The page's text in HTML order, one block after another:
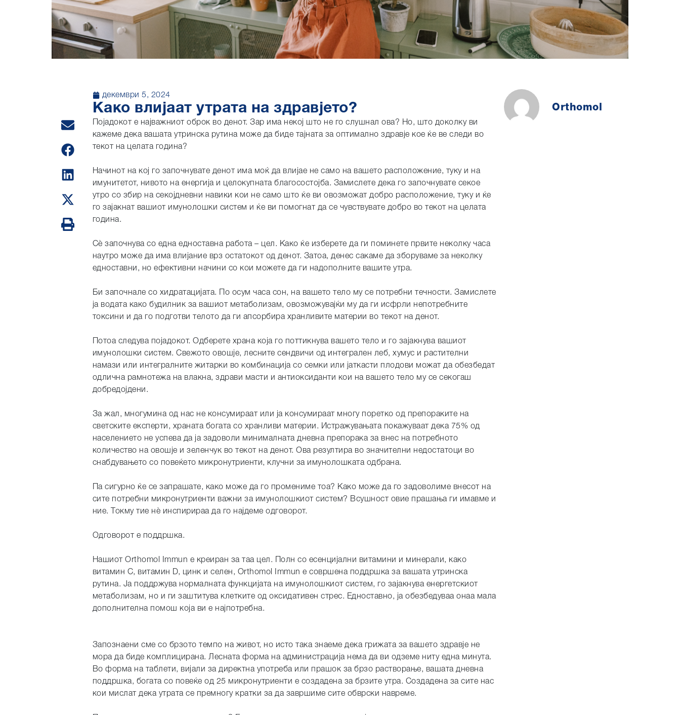
декември 5, 2024
Како влијаат утрата на здравјето?
Појадокот е најважниот оброк во денот. Зар има некој што не го слушнал ова? Но, што доколку ви
кажеме дека вашата утринска рутина може да биде тајната за оптимално здравје кое ќе ве следи во
текот на целата година?
Начинот на кој го започнувате денот има моќ да влијае не само на вашето расположение, туку и на
имунитетот, нивото на енергија и целокупната благосостојба. Замислете дека го започнувате секое
утро со збир на секојдневни навики кои не само што ќе ви овозможат добро расположение, туку и ќе
го зајакнат вашиот имунолошки систем и ќе ви помогнат да се чувствувате добро во текот на целата
година.
Сè започнува со една едноставна работа – цел. Како ќе изберете да ги поминете првите неколку часа
наутро може да има влијание врз остатокот од денот. Затоа, денес сакаме да зборуваме за неколку
едноставни, но ефективни начини со кои можете да ги надополните вашите утра.
Би започнале со хидратацијата. По осум часа сон, на вашето тело му се потребни течности. Замислете
ја водата како будилник за вашиот метаболизам, овозможувајќи му да ги исфрли непотребните
токсини и да го подготви телото да ги апсорбира хранливите материи во текот на денот.
Потоа следува појадокот. Одберете храна која го поттикнува вашето тело и го зајакнува вашиот
имунолошки систем. Свежото овошје, лесните сендвичи од интегрален леб, хумус и растителни
намази или интегралните житарки во комбинација со семки или јаткасти плодови можат да обезбедат
одлична рамнотежа на влакна, здрави масти и антиоксиданти кои на вашето тело му се секогаш
добредојдени.
За жал, многумина од нас не консумираат или ја консумираат многу поретко од препораките на
светските експерти, храната богата со хранливи материи. Истражувањата покажуваат дека 75% од
населението не успева да ja задоволи минималната дневна препорака за внес на потребното
количество на овошје и зеленчук во текот на денот. Ова резултира во значителни недостатоци во
снабдувањето со повеќето микронутриенти, клучни за имунолошката одбрана.
Па сигурно ќе се запрашате, како може да го промениме тоа? Како може да го задоволиме внесот на
сите потребни микронутриенти важни за имунолошкиот систем? Всушност овие прашања ги имавме и
ние. Токму тие нè инспирираа да го најдеме одговорот.
Одговорот е поддршка.
Нашиот Orthomol Immun e креиран за таа цел. Полн со есенцијални витамини и минерали, како
витамин C, витамин D, цинк и селен, Orthomol Immun е совршена поддршка за вашата утринска
рутина. Ја поддржува нормалната функцијата на имунолошкиот систем, го зајакнува енергетскиот
метаболизам, но и ги заштитува клетките од оксидативен стрес. Едноставно, ја обезбедуваа онаа мала
дополнителна помош која ви е најпотребна.
Запознаени сме со брзото темпо на живот, но исто така знаеме дека грижата за вашето здравје не
мора да биде комплицирана. Лесната форма на администрација нема да ви одземе ниту една минута.
Во форма на таблети, вијали за директна употреба или прашок за брзо растворање, вашата дневна
поддршка, богата со повеќе од 25 микронутриенти е создадена за брзите утра. Создадена за сите нас
кои мислат дека утрата се премногу кратки за да завршиме сите обврски навреме.
Orthomol